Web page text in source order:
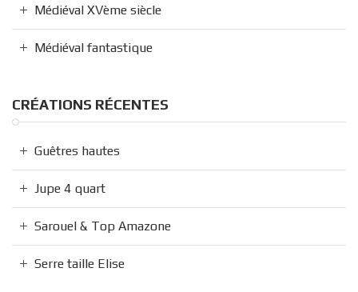
Médiéval XVème siècle
Médiéval fantastique
CRÉATIONS RÉCENTES
Guêtres hautes
Jupe 4 quart
Sarouel & Top Amazone
Serre taille Elise